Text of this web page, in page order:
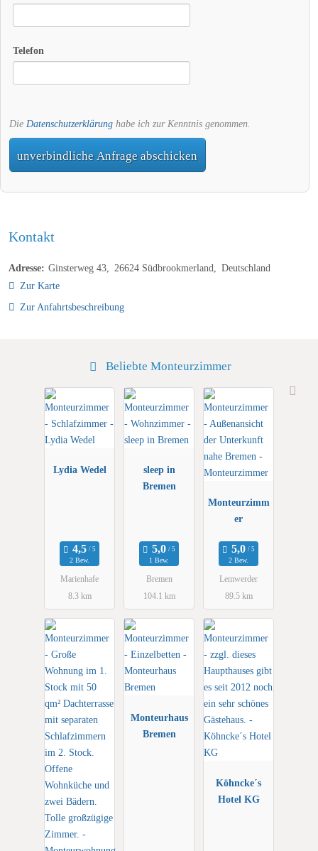
Telefon
Die Datenschutzerklärung habe ich zur Kenntnis genommen.
unverbindliche Anfrage abschicken
Kontakt
Adresse: Ginsterweg 43 26624 Südbrookmerland
Deutschland
Zur Karte
Zur Anfahrtsbeschreibung
Beliebte Monteurzimmer
Lydia Wedel
2 Bew.
Marienhafe
8.3 km
sleep in
Bremen
1 Bew.
Bremen
104.1 km
Monteurzimm
er
2 Bew.
Lemwerder
89.5 km
Monteurhaus
Bremen
Köhncke´s
Hotel KG